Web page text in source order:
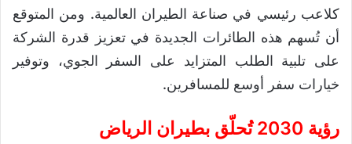
كلاعب رئيسي في صناعة الطيران العالمية. ومن المتوقع
أن تُسهم هذه الطائرات الجديدة في تعزيز قدرة الشركة
على تلبية الطلب المتزايد على السفر الجوي، وتوفير
خيارات سفر أوسع للمسافرين.
رؤية 2030 تُحلّق بطيران الرياض